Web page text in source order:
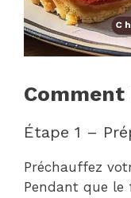
Comment
Étape 1 –
Préchauffez
Pendant que le